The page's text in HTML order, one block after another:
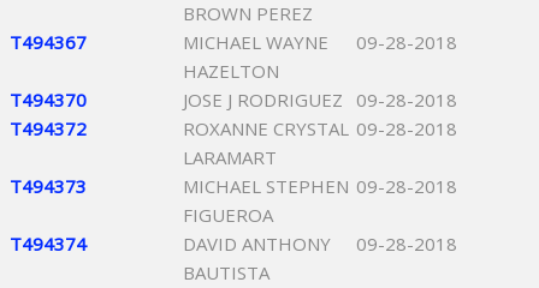
BROWN PEREZ
T494367
MICHAEL WAYNE
HAZELTON
09-28-2018
T494370 JOSE J RODRIGUEZ
09-28-2018
T494372
ROXANNE CRYSTAL
LARAMART
09-28-2018
T494373
MICHAEL STEPHEN
FIGUEROA
09-28-2018
T494374
DAVID ANTHONY
BAUTISTA
09-28-2018